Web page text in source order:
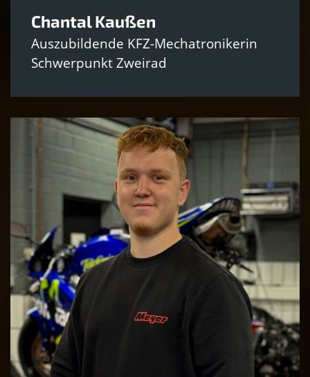
Chantal Kaußen
Auszubildende KFZ-Mechatronikerin
Schwerpunkt Zweirad